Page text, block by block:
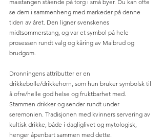
maistangen stående på torg i små byer. Du kan ofte
se dem i sammenheng med markeder på denne
tiden av året. Den ligner svenskenes
midtsommerstang, og var et symbol på hele
prosessen rundt valg og kåring av Maibrud og
brudgom.
Dronningens attributter er en
drikkebolle/drikkehorn, som hun bruker symbolsk til
å ofre/helle god helse og fruktbarhet med.
Stammen drikker og sender rundt under
seremonien. Tradisjonen med kvinners servering av
kultisk drikke, både i dagliglivet og mytologisk,
henger åpenbart sammen med dette.